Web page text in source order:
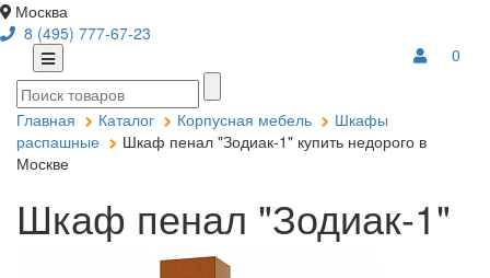
Москва
8 (495) 777-67-23
0
Главная Каталог Корпусная мебель
Шкафы
распашные
Шкаф пенал "Зодиак-1" купить недорого в
Москве
Шкаф пенал "Зодиак-1"